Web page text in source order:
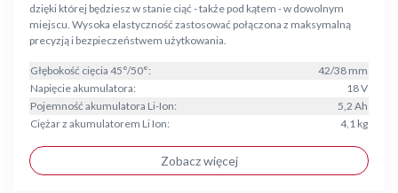
dzięki której będziesz w stanie ciąć - także pod kątem - w dowolnym
miejscu. Wysoka elastyczność zastosować połączona z maksymalną
precyzją i bezpieczeństwem użytkowania.
Głębokość cięcia 45°/50°:
42/38 mm
Napięcie akumulatora:
18 V
Pojemność akumulatora Li-Ion:
5,2 Ah
Ciężar z akumulatorem Li Ion:
4,1 kg
Zobacz więcej